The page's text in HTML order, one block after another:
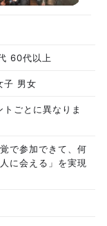
60代以上
子 男女
ごとに異なりま
で参加できて、何
に会える」を実現